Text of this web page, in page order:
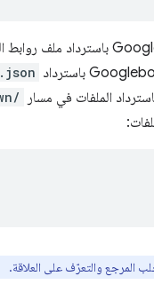
الملفات في مسار